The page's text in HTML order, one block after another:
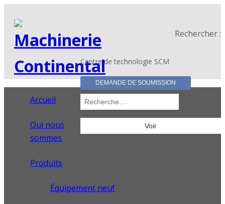
Centre de technologie SCM
DEMANDE DE SOUMISSION
Rechercher :
Accueil
Qui nous
sommes
Produits
Équipement neuf